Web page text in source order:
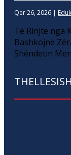
Qer 26, 2026 |
Të Rinjtë nga
Bashkojnë
Shëndetin